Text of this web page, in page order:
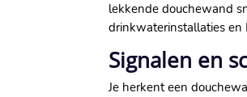
lekkende douchewand
drinkwaterinstallaties en
Signalen en
Je herkent een